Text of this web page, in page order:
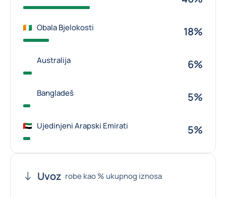
Obala Bjelokosti 18%
Australija 6%
Bangladeš 5%
Ujedinjeni Arapski Emirati 5%
Uvoz robe kao % ukupnog iznosa